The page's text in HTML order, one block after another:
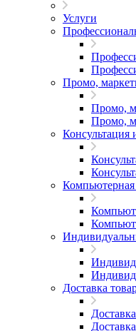
Услуги
Промо,
Промо,
Промо,
Консультация
Компьютерная
Доставка